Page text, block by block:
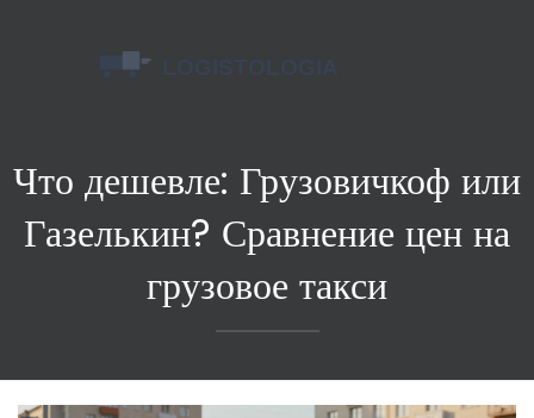
Что дешевле: Грузовичкоф или
Газелькин? Сравнение цен на
грузовое такси